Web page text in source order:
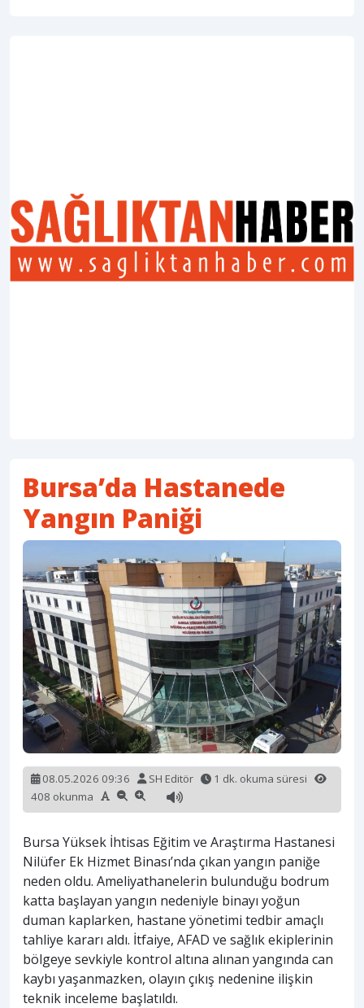
Bursa’da Hastanede
Yangın Paniği
08.05.2026 09:36 SH Editör
1 dk. okuma süresi
408 okunma
Bursa Yüksek İhtisas Eğitim ve Araştırma Hastanesi
Nilüfer Ek Hizmet Binası’nda çıkan yangın paniğe
neden oldu. Ameliyathanelerin bulunduğu bodrum
katta başlayan yangın nedeniyle binayı yoğun
duman kaplarken, hastane yönetimi tedbir amaçlı
tahliye kararı aldı. İtfaiye, AFAD ve sağlık ekiplerinin
bölgeye sevkiyle kontrol altına alınan yangında can
kaybı yaşanmazken, olayın çıkış nedenine ilişkin
teknik inceleme başlatıldı.